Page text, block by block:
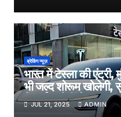
ब्रेकिंग न्यूज़
भारत में टेस्ला की एंट्री,
भी जल्द शोरूम खोलेगी,
नेटवर्क करेगी तैयार
JUL 21, 2025 ADMIN